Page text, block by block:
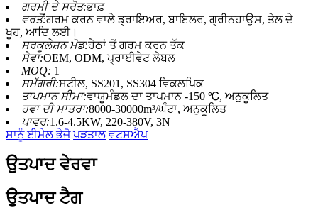
ਗਰਮੀ ਦੇ ਸਰੋਤ:ਭਾਫ਼
ਵਰਤੋਂ:ਗਰਮ ਕਰਨ ਵਾਲੇ ਡ੍ਰਾਇਅਰ, ਬਾਇਲਰ, ਗ੍ਰੀਨਹਾਉਸ, ਤੇਲ ਦੇ
ਖੂਹ, ਆਦਿ ਲਈ।
ਸਰਕੂਲੇਸ਼ਨ ਮੋਡ:ਹੇਠਾਂ ਤੋਂ ਗਰਮ ਕਰਨ ਤੱਕ
ਸੇਵਾ:OEM, ODM, ਪ੍ਰਾਈਵੇਟ ਲੇਬਲ
MOQ: 1
ਸਮੱਗਰੀ:ਸਟੀਲ, SS201, SS304 ਵਿਕਲਪਿਕ
ਤਾਪਮਾਨ ਸੀਮਾ:ਵਾਯੂਮੰਡਲ ਦਾ ਤਾਪਮਾਨ -150 ℃, ਅਨੁਕੂਲਿਤ
ਹਵਾ ਦੀ ਮਾਤਰਾ:8000-30000m³/ਘੰਟਾ, ਅਨੁਕੂਲਿਤ
ਪਾਵਰ:1.6-4.5KW, 220-380V, 3N
ਸਾਨੂੰ ਈਮੇਲ ਭੇਜੋ ਪੜਤਾਲ ਵਟਸਐਪ
ਉਤਪਾਦ ਵੇਰਵਾ
ਉਤਪਾਦ ਟੈਗ